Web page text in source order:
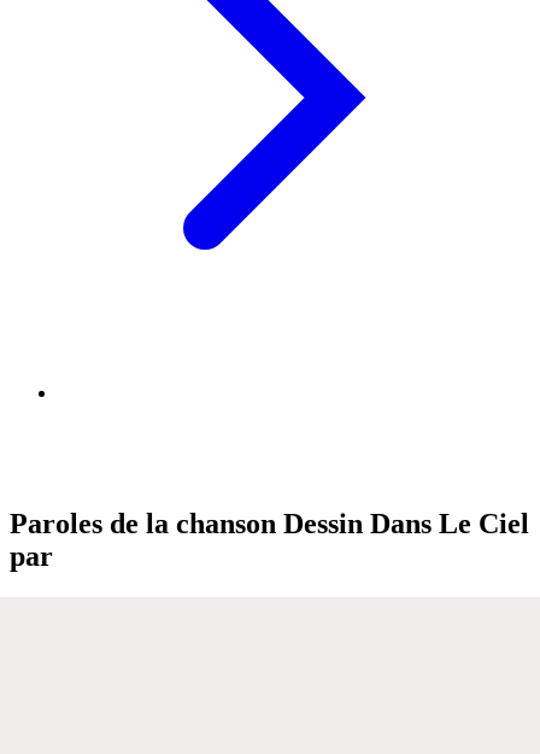
Paroles de la chanson Dessin Dans Le Ciel
par